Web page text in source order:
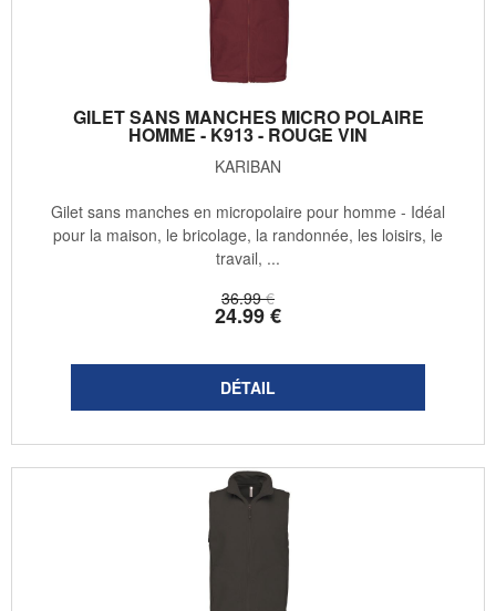
GILET SANS MANCHES MICRO POLAIRE
HOMME - K913 - ROUGE VIN
KARIBAN
36.99 €
24.99€
Gilet sans manches en micropolaire pour homme - Idéal
pour la maison, le bricolage, la randonnée, les loisirs, le
travail, ...